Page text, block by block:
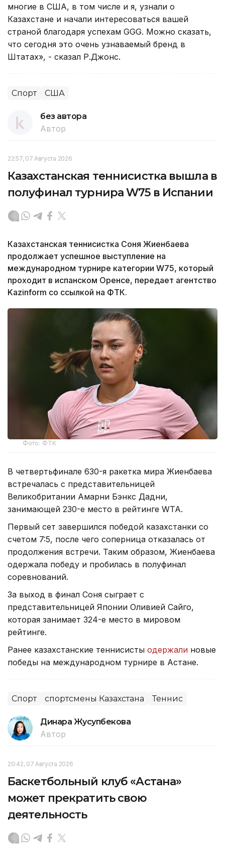
многие в США, в том числе и я, узнали о
Казахстане и начали интересоваться вашей
страной благодаря успехам GGG. Можно сказать,
что сегодня это очень узнаваемый бренд в
Штатах», - сказал Р.Джонс.
Спорт США
без автора
Автор
22:57, 07 Августа 2026
Казахстанская теннисистка вышла в
полуфинал турнира W75 в Испании
Казахстанская теннисистка Соня Жиенбаева
продолжает успешное выступление на
международном турнире категории W75, который
проходит в испанском Оренсе, передает агентство
Kazinform со ссылкой на ФТК.
Фото: ФТК
В четвертьфинале 630-я ракетка мира Жиенбаева
встречалась с представительницей
Великобритании Амарни Бэнкс Дадни,
занимающей 230-е место в рейтинге WTA.
Первый сет завершился победой казахстанки со
счетом 7:5, после чего соперница отказалась от
продолжения встречи. Таким образом, Жиенбаева
одержала победу и пробилась в полуфинал
соревнований.
За выход в финал Соня сыграет с
представительницей Японии Оливией Сайго,
которая занимает 324-е место в мировом
рейтинге.
Ранее казахстанские теннисисты одержали новые
победы на международном турнире в Астане.
Спорт спортсмены Казахстана Теннис
Динара Жусупбекова
Автор
20:42, 07 Августа 2026
Баскетбольный клуб «Астана»
может прекратить свою
деятельность